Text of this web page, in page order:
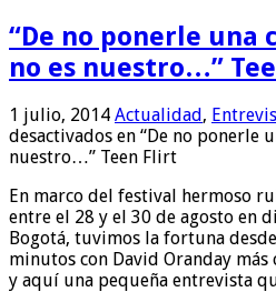
“De no ponerle una
no es nuestro…”
1 julio, 2014 Actualidad ,
desactivados en “De no ponerle
nuestro…” Teen Flirt
En marco del festival hermoso
entre el 28 y el 30 de agosto en
Bogotá, tuvimos la fortuna
minutos con David Oranday
y aquí una pequeña entrevista